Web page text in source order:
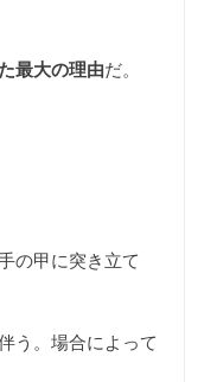
最大の理由だ。
の甲に突き立て
う。場合によって